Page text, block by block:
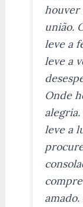
houver
união.
leve a
leve a
Onde
leve a